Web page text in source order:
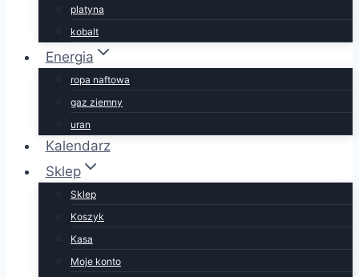
platyna
kobalt
Energia
ropa naftowa
gaz ziemny
uran
Kalendarz
Sklep
Sklep
Koszyk
Kasa
Moje konto